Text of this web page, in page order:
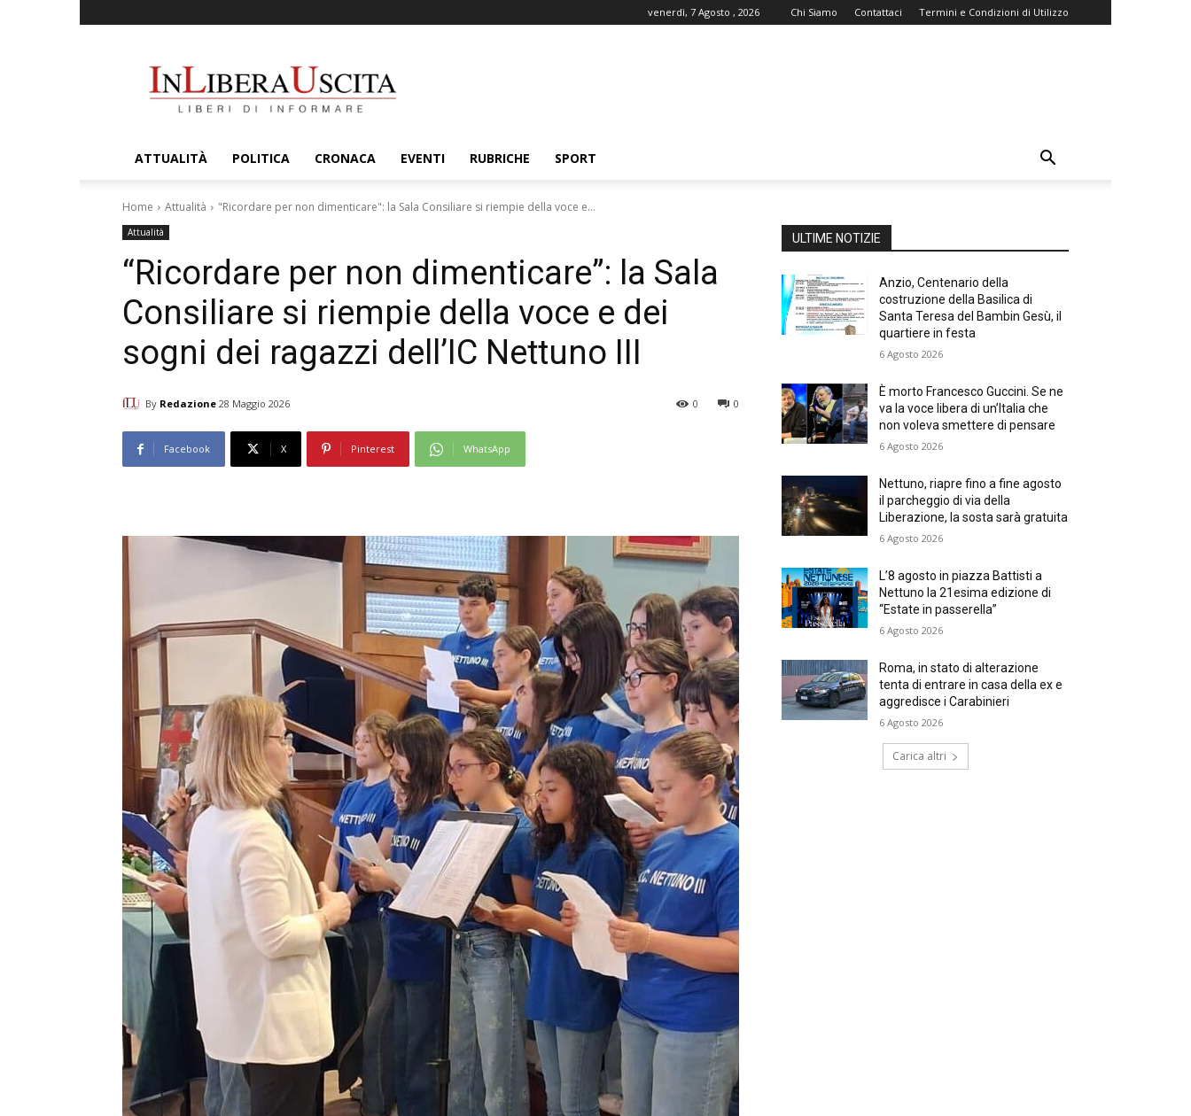
venerdì, 7 Agosto , 2026 Chi Siamo Contattaci Termini e Condizioni di Utilizzo
ATTUALITÀ POLITICA CRONACA EVENTI RUBRICHE SPORT
Home Attualità "Ricordare per non dimenticare": la Sala Consiliare si riempie della voce e...
Attualità
“Ricordare per non dimenticare”: la Sala
Consiliare si riempie della voce e dei
sogni dei ragazzi dell’IC Nettuno III
By Redazione 28 Maggio 2026 0
0
Facebook X Pinterest WhatsApp
ULTIME NOTIZIE
Anzio, Centenario della
costruzione della Basilica di
Santa Teresa del Bambin Gesù, il
quartiere in festa
6 Agosto 2026
È morto Francesco Guccini. Se ne
va la voce libera di un’Italia che
non voleva smettere di pensare
6 Agosto 2026
Nettuno, riapre fino a fine agosto
il parcheggio di via della
Liberazione, la sosta sarà gratuita
6 Agosto 2026
L’8 agosto in piazza Battisti a
Nettuno la 21esima edizione di
“Estate in passerella”
6 Agosto 2026
Roma, in stato di alterazione
tenta di entrare in casa della ex e
aggredisce i Carabinieri
6 Agosto 2026
Carica altri